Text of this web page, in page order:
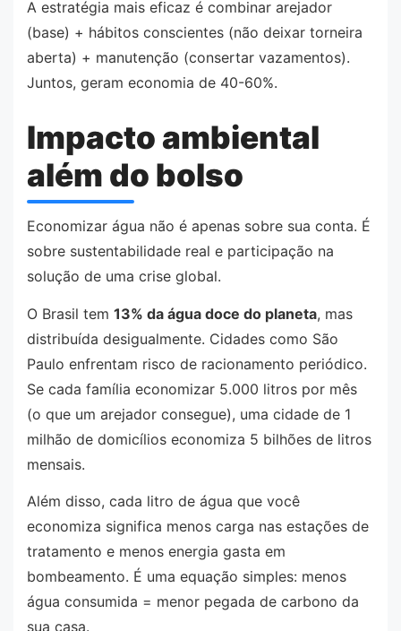
A estratégia mais eficaz é combinar arejador
(base) + hábitos conscientes (não deixar torneira
aberta) + manutenção (consertar vazamentos).
Juntos, geram economia de 40-60%.
Impacto ambiental
além do bolso
Economizar água não é apenas sobre sua conta. É
sobre sustentabilidade real e participação na
solução de uma crise global.
O Brasil tem 13% da água doce do planeta, mas
distribuída desigualmente. Cidades como São
Paulo enfrentam risco de racionamento periódico.
Se cada família economizar 5.000 litros por mês
(o que um arejador consegue), uma cidade de 1
milhão de domicílios economiza 5 bilhões de litros
mensais.
Além disso, cada litro de água que você
economiza significa menos carga nas estações de
tratamento e menos energia gasta em
bombeamento. É uma equação simples: menos
água consumida = menor pegada de carbono da
sua casa.